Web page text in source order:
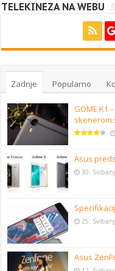
TELEKINEZA NA WEBU
Zadnje Popularno
GOME K1
skenerom
Asus
30.
25.
Asus